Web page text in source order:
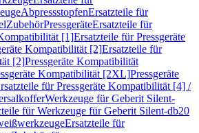
AbpressstopfenErsatzteile für
ZubehörPressgeräteErsatzteile für
[1]Ersatzteile für Pressgeräte
Kompatibilität [2]Ersatzteile für
[2]Pressgeräte Kompatibilität
Kompatibilität [2XL]Pressgeräte
für Pressgeräte Kompatibilität [4] /
Werkzeuge für Geberit Silent-
für Werkzeuge für Geberit Silent-db20
Ersatzteile für